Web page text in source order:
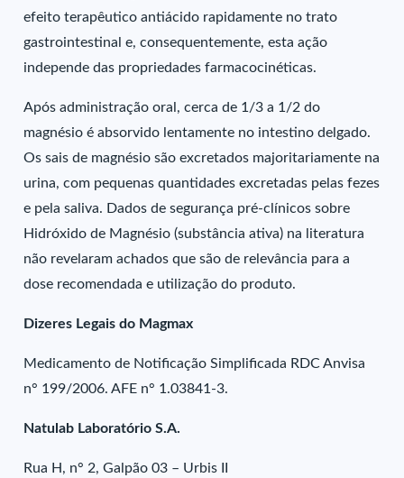
efeito terapêutico antiácido rapidamente no trato
gastrointestinal e, consequentemente, esta ação
independe das propriedades farmacocinéticas.
Após administração oral, cerca de 1/3 a 1/2 do
magnésio é absorvido lentamente no intestino delgado.
Os sais de magnésio são excretados majoritariamente na
urina, com pequenas quantidades excretadas pelas fezes
e pela saliva. Dados de segurança pré-clínicos sobre
Hidróxido de Magnésio (substância ativa) na literatura
não revelaram achados que são de relevância para a
dose recomendada e utilização do produto.
Dizeres Legais do Magmax
Medicamento de Notificação Simplificada RDC Anvisa
n° 199/2006. AFE n° 1.03841-3.
Natulab Laboratório S.A.
Rua H, n° 2, Galpão 03 – Urbis II